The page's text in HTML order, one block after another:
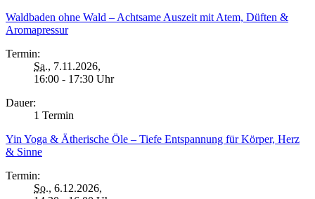
Waldbaden ohne Wald – Achtsame Auszeit mit Atem, Düften &
Aromapressur
Termin:
Sa., 7.11.2026,
16:00 - 17:30 Uhr
Dauer:
1 Termin
Yin Yoga & Ätherische Öle – Tiefe Entspannung für Körper, Herz
& Sinne
Termin:
So., 6.12.2026,